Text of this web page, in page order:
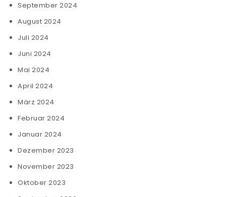
September 2024
August 2024
Juli 2024
Juni 2024
Mai 2024
April 2024
März 2024
Februar 2024
Januar 2024
Dezember 2023
November 2023
Oktober 2023